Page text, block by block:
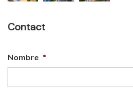
Contact
Nombre *